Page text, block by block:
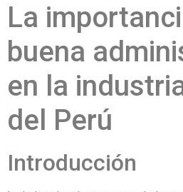
La
buena
en la
del Perú
Introducción